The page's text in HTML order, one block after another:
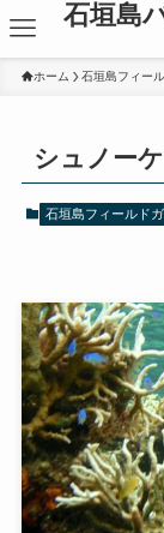
石垣島
ホーム 石垣島フィー
シュノー
石垣島フィールド